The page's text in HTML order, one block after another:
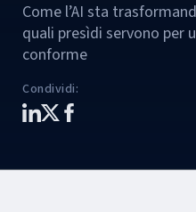
Come l’AI sta
quali presìdi servono per
conforme
Condividi: